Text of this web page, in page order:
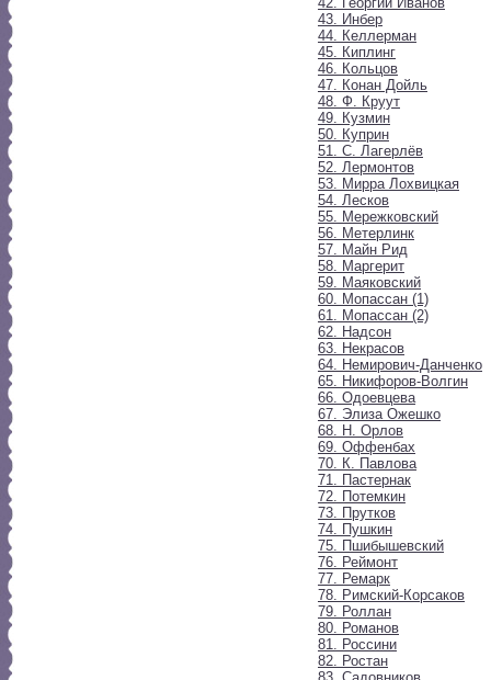
43. Инбер
44. Келлерман
45. Киплинг
46. Кольцов
47. Конан Дойль
48. Ф. Круут
49. Кузмин
50. Куприн
51. С. Лагерлёв
52. Лермонтов
53. Мирра Лохвицкая
54. Лесков
55. Мережковский
56. Метерлинк
57. Майн Рид
58. Маргерит
59. Маяковский
60. Мопассан (1)
61. Мопассан (2)
62. Надсон
63. Некрасов
64. Немирович-Данченко
65. Никифоров-Волгин
66. Одоевцева
67. Элиза Ожешко
68. Н. Орлов
69. Оффенбах
70. К. Павлова
71. Пастернак
72. Потемкин
73. Прутков
74. Пушкин
75. Пшибышевский
76. Реймонт
77. Ремарк
78. Римский-Корсаков
79. Роллан
80. Романов
81. Россини
82. Ростан